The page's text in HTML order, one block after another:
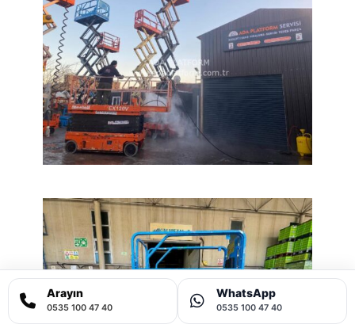
Arayın
0535 100 47 40
WhatsApp
0535 100 47 40